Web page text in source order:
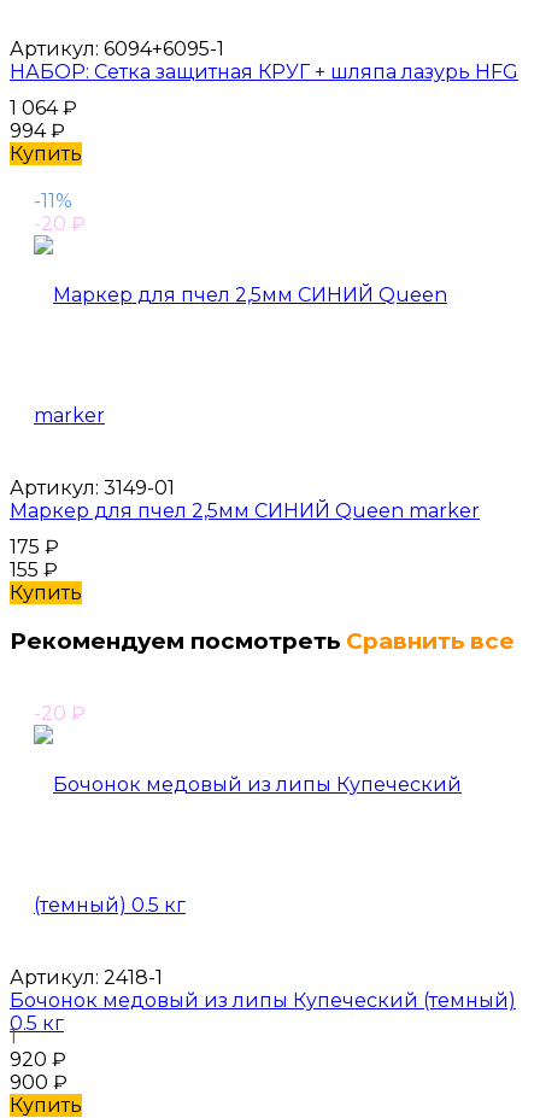
Артикул: 6094+6095-1
НАБОР: Сетка защитная КРУГ + шляпа лазурь HFG
1 064₽
994₽
Купить
-11%
-20 ₽
Артикул: 3149-01
Маркер для пчел 2,5мм СИНИЙ Queen marker
175 ₽
155 ₽
Купить
Рекомендуем посмотреть Сравнить все
-20 ₽
Артикул: 2418-1
Бочонок медовый из липы Купеческий (темный)
0.5 кг
1
920 ₽
900 ₽
Купить